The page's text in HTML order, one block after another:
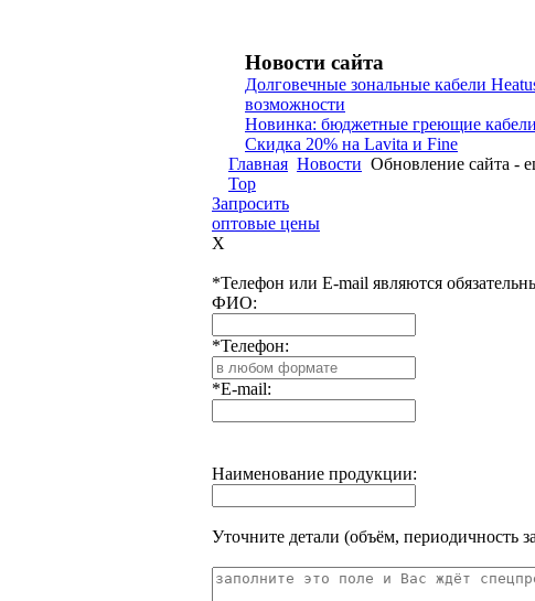
Новости сайта
Долговечные зональные кабели
возможности
Новинка: бюджетные греющие
Скидка 20% на Lavita и Fine
Главная Новости Обновление сайта -
Top
Запросить
оптовые цены
X
*Телефон или E-mail являются
ФИО:
*Телефон:
*E-mail:
Наименование продукции:
Уточните детали (объём, периодичность